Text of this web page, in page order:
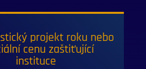
projekt roku nebo
cenu zaštiťující
instituce